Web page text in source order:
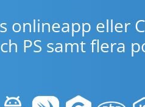
onlineapp eller
PS samt flera